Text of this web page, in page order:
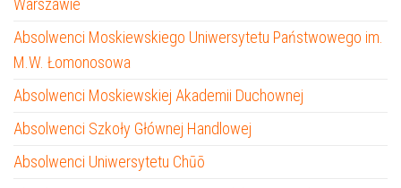
Warszawie
Absolwenci Moskiewskiego Uniwersytetu Państwowego im.
M.W. Łomonosowa
Absolwenci Moskiewskiej Akademii Duchownej
Absolwenci Szkoły Głównej Handlowej
Absolwenci Uniwersytetu Chūō